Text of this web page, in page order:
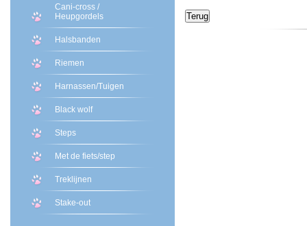
Cani-cross /
Heupgordels
Halsbanden
Riemen
Harnassen/Tuigen
Black wolf
Steps
Met de fiets/step
Treklijnen
Stake-out